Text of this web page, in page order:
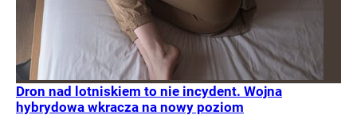
Dron nad lotniskiem to nie incydent. Wojna
hybrydowa wkracza na nowy poziom